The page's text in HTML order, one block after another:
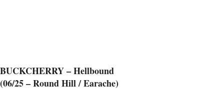
BUCKCHERRY – Hellbound
(06/25 – Round Hill / Earache)